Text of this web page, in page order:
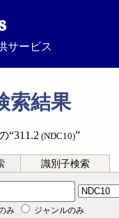
サービス
索結果
“311.2 (NDC10)”
識別子検索
み ジャンルのみ